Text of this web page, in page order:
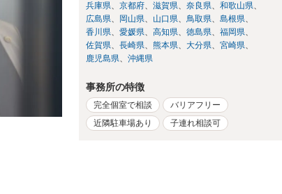
兵庫県
京都府 滋賀県 奈良県
和歌山県
広島県
岡山県 山口県 鳥取県
島根県
香川県
愛媛県 高知県 徳島県
福岡県
佐賀県
長崎県 熊本県 大分県
宮崎県
鹿児島県
沖縄県
事務所の特徴
完全個室で相談
バリアフリー
近隣駐車場あり
子連れ相談可